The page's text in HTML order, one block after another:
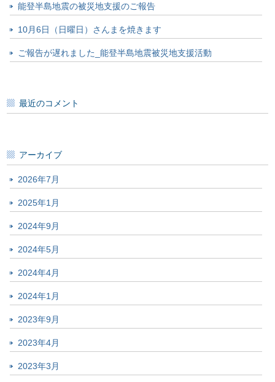
能登半島地震の被災地支援のご報告
10月6日（日曜日）さんまを焼きます
ご報告が遅れました_能登半島地震被災地支援活動
最近のコメント
アーカイブ
2026年7月
2025年1月
2024年9月
2024年5月
2024年4月
2024年1月
2023年9月
2023年4月
2023年3月